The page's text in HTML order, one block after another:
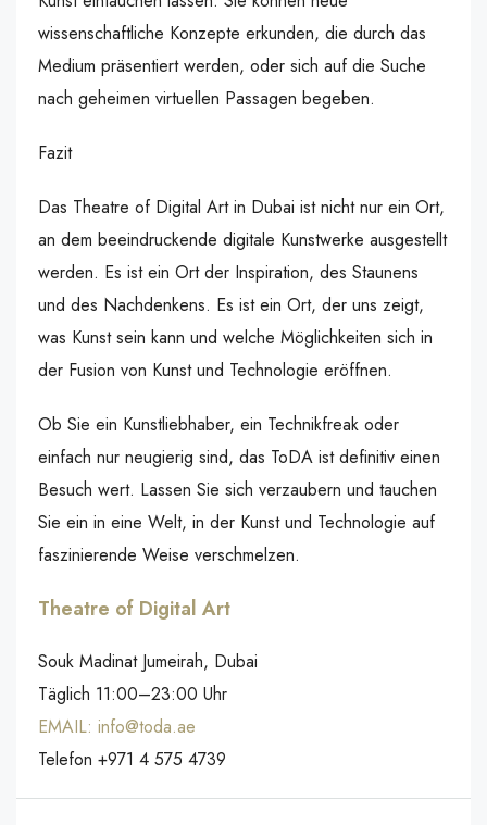
wissenschaftliche Konzepte erkunden, die durch das
Medium präsentiert werden, oder sich auf die Suche
nach geheimen virtuellen Passagen begeben.
Fazit
Das Theatre of Digital Art in Dubai ist nicht nur ein Ort,
an dem beeindruckende digitale Kunstwerke ausgestellt
werden. Es ist ein Ort der Inspiration, des Staunens
und des Nachdenkens. Es ist ein Ort, der uns zeigt,
was Kunst sein kann und welche Möglichkeiten sich in
der Fusion von Kunst und Technologie eröffnen.
Ob Sie ein Kunstliebhaber, ein Technikfreak oder
einfach nur neugierig sind, das ToDA ist definitiv einen
Besuch wert. Lassen Sie sich verzaubern und tauchen
Sie ein in eine Welt, in der Kunst und Technologie auf
faszinierende Weise verschmelzen.
Theatre of Digital Art
Souk Madinat Jumeirah, Dubai
Täglich 11:00–23:00 Uhr
EMAIL: info@toda.ae
Telefon +971 4 575 4739